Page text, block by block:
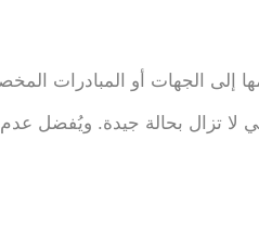
إلى الجهات أو المبادرات
لا تزال بحالة جيدة. ويُفضل عدم